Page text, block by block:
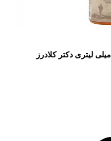
روغن جگر ماهی سگ و گربه 250 میلی لیتری دکتر کلادرز